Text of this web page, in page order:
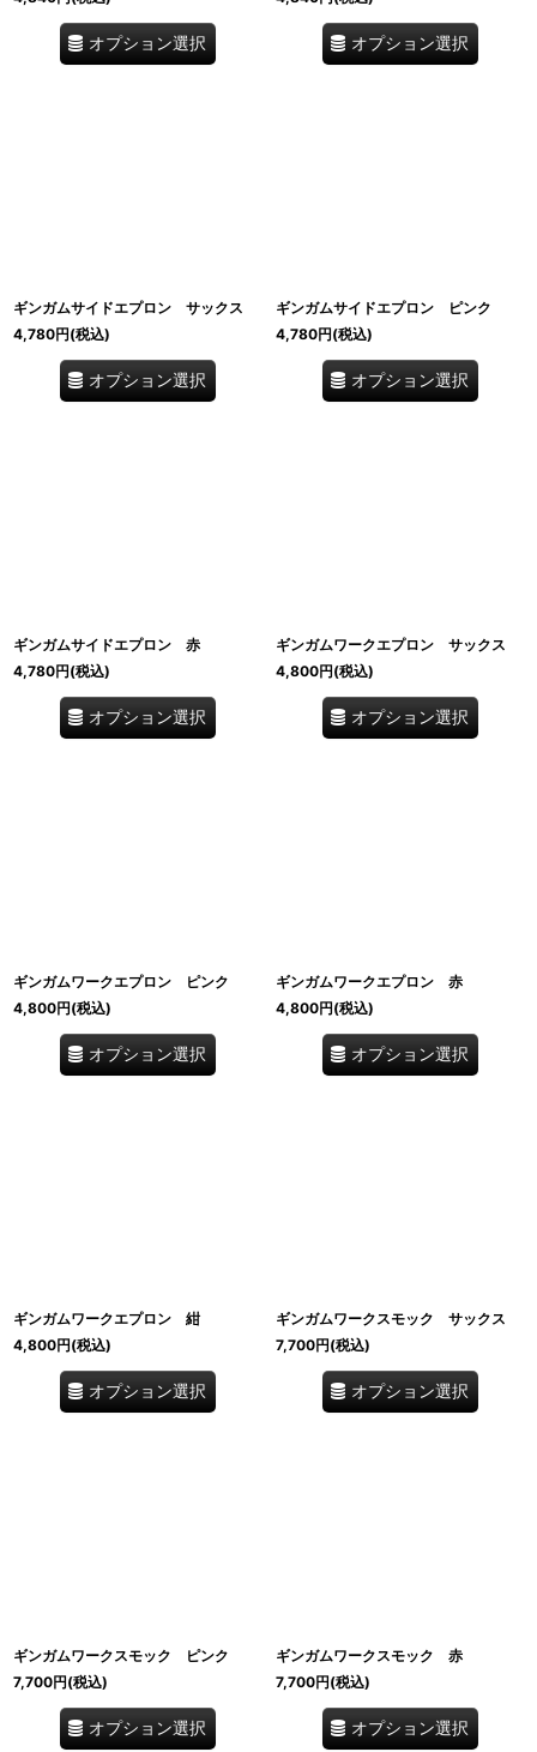
オプション選択 オプション選択
ギンガムサイドエプロン サックス
4,780円(税込)
オプション選択
ギンガムサイドエプロン ピンク
4,780円(税込)
オプション選択
ギンガムサイドエプロン 赤
4,780円(税込)
オプション選択
ギンガムワークエプロン サックス
4,800円(税込)
オプション選択
ギンガムワークエプロン ピンク
4,800円(税込)
オプション選択
ギンガムワークエプロン 赤
4,800円(税込)
オプション選択
ギンガムワークエプロン 紺
4,800円(税込)
オプション選択
ギンガムワークスモック サックス
7,700円(税込)
オプション選択
ギンガムワークスモック ピンク
7,700円(税込)
オプション選択
ギンガムワークスモック 赤
7,700円(税込)
オプション選択